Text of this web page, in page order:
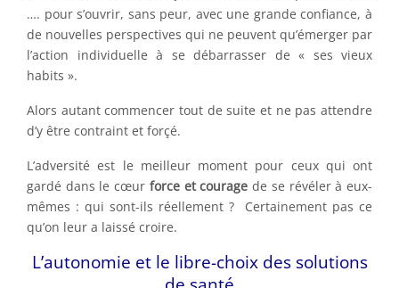
…. pour s’ouvrir, sans peur, avec une grande confiance, à
de nouvelles perspectives qui ne peuvent qu’émerger par
l’action individuelle à se débarrasser de « ses vieux
habits ».
Alors autant commencer tout de suite et ne pas attendre
d’y être contraint et forçé.
L’adversité est le meilleur moment pour ceux qui ont
gardé dans le cœur force et courage de se révéler à eux-
mêmes : qui sont-ils réellement ? Certainement pas ce
qu’on leur a laissé croire.
L’autonomie et le libre-choix des solutions